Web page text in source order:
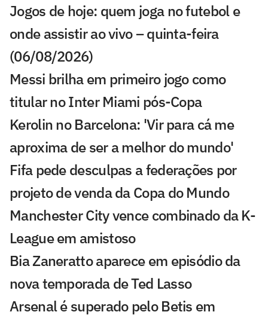
Jogos de hoje: quem joga no futebol e
onde assistir ao vivo – quinta-feira
(06/08/2026)
Messi brilha em primeiro jogo como
titular no Inter Miami pós-Copa
Kerolin no Barcelona: 'Vir para cá me
aproxima de ser a melhor do mundo'
Fifa pede desculpas a federações por
projeto de venda da Copa do Mundo
Manchester City vence combinado da K-
League em amistoso
Bia Zaneratto aparece em episódio da
nova temporada de Ted Lasso
Arsenal é superado pelo Betis em